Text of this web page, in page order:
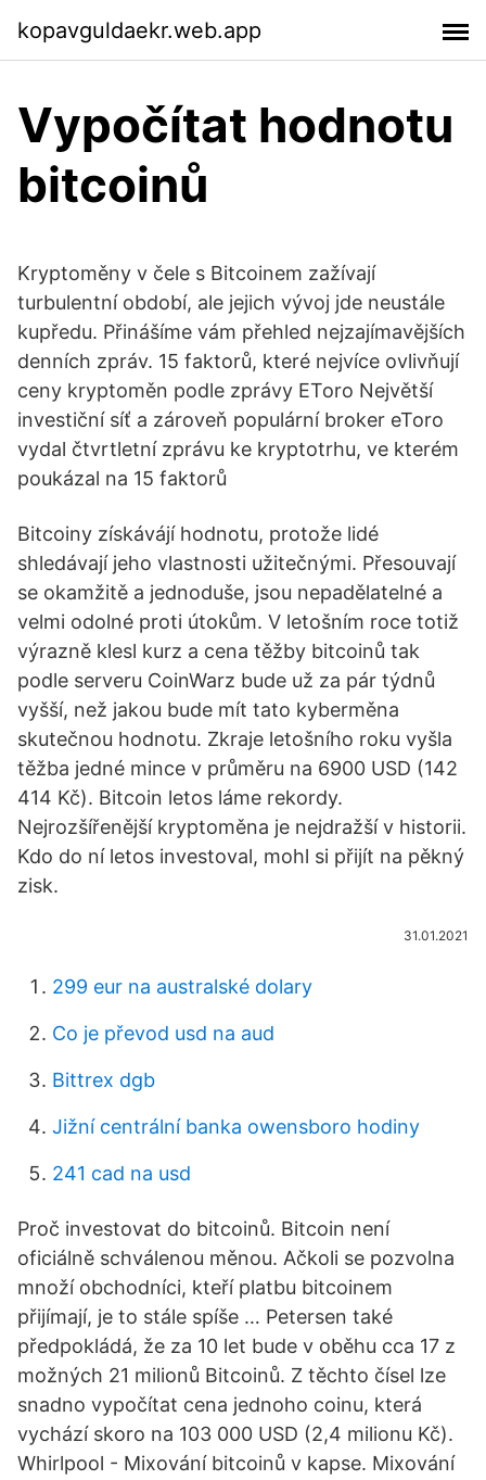
kopavguldaekr.web.app
Vypočítat hodnotu
bitcoinů
Kryptoměny v čele s Bitcoinem zažívají
turbulentní období, ale jejich vývoj jde neustále
kupředu. Přinášíme vám přehled nejzajímavějších
denních zpráv. 15 faktorů, které nejvíce ovlivňují
ceny kryptoměn podle zprávy EToro Největší
investiční síť a zároveň populární broker eToro
vydal čtvrtletní zprávu ke kryptotrhu, ve kterém
poukázal na 15 faktorů
Bitcoiny získávájí hodnotu, protože lidé
shledávají jeho vlastnosti užitečnými. Přesouvají
se okamžitě a jednoduše, jsou nepadělatelné a
velmi odolné proti útokům. V letošním roce totiž
výrazně klesl kurz a cena těžby bitcoinů tak
podle serveru CoinWarz bude už za pár týdnů
vyšší, než jakou bude mít tato kyberměna
skutečnou hodnotu. Zkraje letošního roku vyšla
těžba jedné mince v průměru na 6900 USD (142
414 Kč). Bitcoin letos láme rekordy.
Nejrozšířenější kryptoměna je nejdražší v historii.
Kdo do ní letos investoval, mohl si přijít na pěkný
zisk.
31.01.2021
299 eur na australské dolary
Co je převod usd na aud
Bittrex dgb
Jižní centrální banka owensboro hodiny
241 cad na usd
Proč investovat do bitcoinů. Bitcoin není
oficiálně schválenou měnou. Ačkoli se pozvolna
množí obchodníci, kteří platbu bitcoinem
přijímají, je to stále spíše … Petersen také
předpokládá, že za 10 let bude v oběhu cca 17 z
možných 21 milionů Bitcoinů. Z těchto čísel lze
snadno vypočítat cena jednoho coinu, která
vychází skoro na 103 000 USD (2,4 milionu Kč).
Whirlpool - Mixování bitcoinů v kapse. Mixování